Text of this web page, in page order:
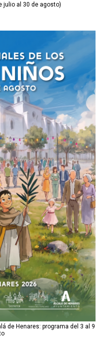
julio al 30 de agosto)
de Henares: programa del 3 al 9